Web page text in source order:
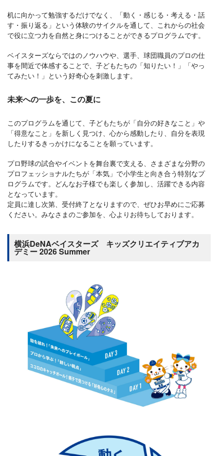
机に向かって勉強するだけでなく、「動く・感じる・考える・話
す・振り返る」という体験のサイクルを通して、これからの社会
で役に立つ力を自然と身につけることができるプログラムです。
ベイスターズならではのノウハウや、選手、球団職員のプロの仕
事を間近で体感することで、子どもたちの「知りたい！」「やっ
てみたい！」という好奇心を刺激します。
未来への一歩を、この夏に
このプログラムを通じて、子どもたちが「自分の好きなこと」や
「得意なこと」を新しく見つけ、心から感動したり、自分を表現
したりするきっかけになることを願っています。
プロ野球の試合やイベントを舞台裏で支える、さまざまな分野の
プロフェッショナルたちが「本気」で小学生と向き合う特別なプ
ログラムです。どんなお子様でも楽しく参加し、活躍できる内容
となっています。
定員に達し次第、受付終了となりますので、ぜひお早めにご応募
ください。みなさまのご参加を、心よりお待ちしております。
横浜DeNAベイスターズ キッズクリエイティブアカ
デミー 2026 Summer